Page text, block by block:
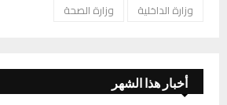
وزارة الداخلية
وزارة الصحة
أخبار هذا الشهر